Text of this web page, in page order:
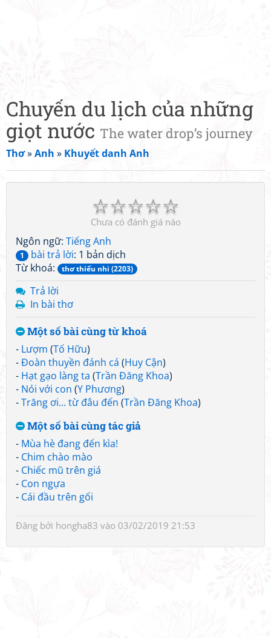
Chuyến du lịch của những
giọt nước The water drop’s journey
Thơ»Anh » Khuyết danh Anh
☆
☆
☆
☆
☆
Chưa có đánh giá nào
Ngôn ngữ: Tiếng Anh
1 bài trả lời: 1 bản dịch
Từ khoá:
thơ thiếu nhi (2203)
Trả lời
In bài thơ
Một số bài cùng từ khoá
- Lượm (Tố Hữu)
-Đoàn thuyền đánh cá (Huy Cận)
- Hạt gạo làng ta (Trần Đăng Khoa)
- Nói với con (Y Phương)
-Trăng ơi... từ đâu đến (Trần Đăng Khoa)
Một số bài cùng tác giả
- Mùa hè đang đến kìa!
- Chim chào mào
- Chiếc mũ trên giá
- Con ngựa
- Cái đầu trên gối
Đăng bởi hongha83 vào 03/02/2019 21:53